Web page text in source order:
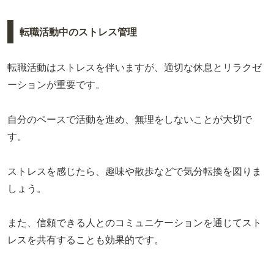
転職活動中のストレス管理
転職活動はストレスを伴いますが、適切な休息とリラクゼ
ーションが重要です。
自分のペースで活動を進め、無理をしないことが大切で
す。
ストレスを感じたら、趣味や散歩などで気分転換を図りま
しょう。
また、信頼できる人とのコミュニケーションを通じてスト
レスを共有することも効果的です。